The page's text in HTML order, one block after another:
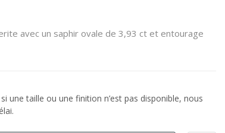
avec un saphir ovale de 3,93 ct et entourage
une taille ou une finition n’est pas disponible, nous